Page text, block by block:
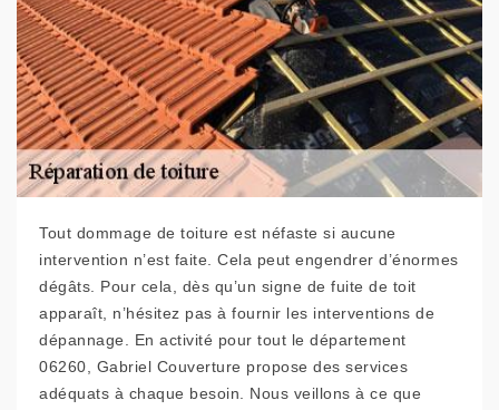
Tout dommage de toiture est néfaste si aucune
intervention n’est faite. Cela peut engendrer d’énormes
dégâts. Pour cela, dès qu’un signe de fuite de toit
apparaît, n’hésitez pas à fournir les interventions de
dépannage. En activité pour tout le département
06260, Gabriel Couverture propose des services
adéquats à chaque besoin. Nous veillons à ce que